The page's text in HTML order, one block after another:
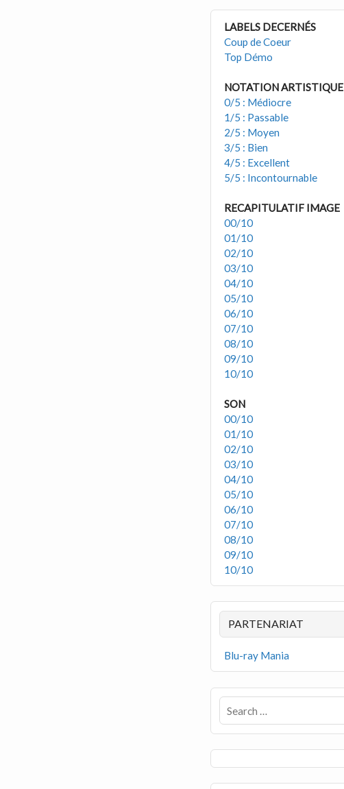
LABELS DECERNÉS
Coup de Coeur
Top Démo
NOTATION ARTISTIQUE
0/5 : Médiocre
1/5 : Passable
2/5 : Moyen
3/5 : Bien
4/5 : Excellent
5/5 : Incontournable
RECAPITULATIF IMAGE
00/10
01/10
02/10
03/10
04/10
05/10
06/10
07/10
08/10
09/10
10/10
SON
00/10
01/10
02/10
03/10
04/10
05/10
06/10
07/10
08/10
09/10
10/10
PARTENARIAT
Blu-ray Mania